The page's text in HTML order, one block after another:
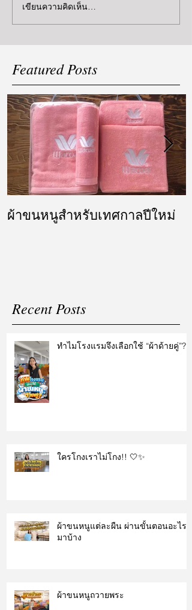
เขียนความคิดเห็น…
Featured Posts
ผ้าขนหนูสำหรับเทศกาลปีใหม่
Recent Posts
ทำไมโรงแรมจึงเลือกใช้ “ผ้าด้ายคู่”?
ใครโกงเราไม่โกง!! 🤍✨
ผ้าขนหนูแต่ละผืน ผ่านขั้นตอนอะไร
มาบ้าง
ผ้าขนหนูถวายพระ